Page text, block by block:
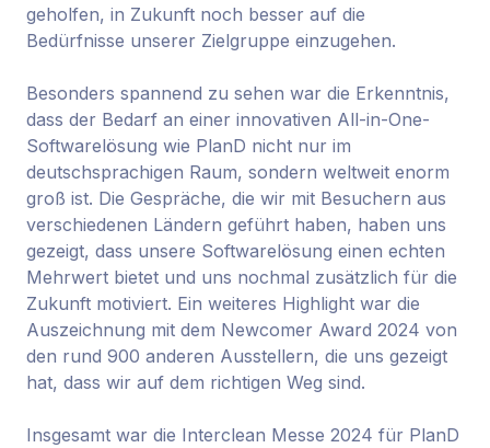
geholfen, in Zukunft noch besser auf die
Bedürfnisse unserer Zielgruppe einzugehen.
Besonders spannend zu sehen war die Erkenntnis,
dass der Bedarf an einer innovativen All-in-One-
Softwarelösung wie PlanD nicht nur im
deutschsprachigen Raum, sondern weltweit enorm
groß ist. Die Gespräche, die wir mit Besuchern aus
verschiedenen Ländern geführt haben, haben uns
gezeigt, dass unsere Softwarelösung einen echten
Mehrwert bietet und uns nochmal zusätzlich für die
Zukunft motiviert. Ein weiteres Highlight war die
Auszeichnung mit dem Newcomer Award 2024 von
den rund 900 anderen Ausstellern, die uns gezeigt
hat, dass wir auf dem richtigen Weg sind.
Insgesamt war die Interclean Messe 2024 für PlanD